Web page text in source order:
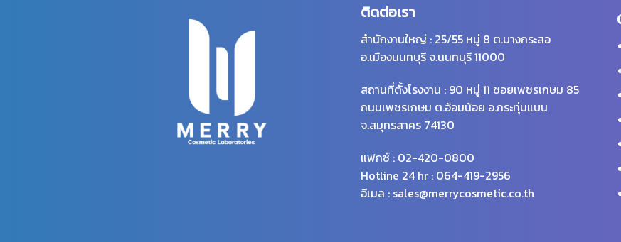
ติดต่อเรา
สำนักงานใหญ่ : 25/55 หมู่ 8 ต.บางกระสอ
อ.เมืองนนทบุรี จ.นนทบุรี 11000
สถานที่ตั้งโรงงาน : 90 หมู่ 11 ซอยเพชรเกษม 85
ถนนเพชรเกษม ต.อ้อมน้อย อ.กระทุ่มแบน
จ.สมุทรสาคร 74130
แฟกซ์ : 02-420-0800
Hotline 24 hr : 064-419-2956
อีเมล : sales@merrycosmetic.co.th